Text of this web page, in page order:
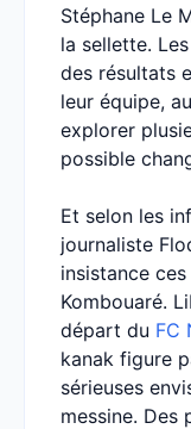
Stéphane Le
la sellette.
des résultats
leur équipe,
explorer
possible
Et selon les
journaliste
insistance
Kombouaré.
départ du FC
kanak figure
sérieuses
messine. Des